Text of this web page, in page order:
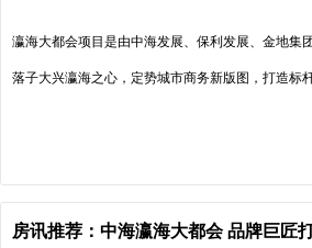
瀛海大都会项目是由中海发展、保利发展、金地集
落子大兴瀛海之心，定势城市商务新版图，打造标
房讯推荐：中海瀛海大都会 品牌巨匠